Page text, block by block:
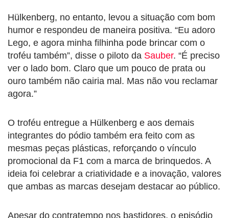
Hülkenberg, no entanto, levou a situação com bom
humor e respondeu de maneira positiva. “Eu adoro
Lego, e agora minha filhinha pode brincar com o
troféu também”, disse o piloto da Sauber. “É preciso
ver o lado bom. Claro que um pouco de prata ou
ouro também não cairia mal. Mas não vou reclamar
agora.”
O troféu entregue a Hülkenberg e aos demais
integrantes do pódio também era feito com as
mesmas peças plásticas, reforçando o vínculo
promocional da F1 com a marca de brinquedos. A
ideia foi celebrar a criatividade e a inovação, valores
que ambas as marcas desejam destacar ao público.
Apesar do contratempo nos bastidores, o episódio